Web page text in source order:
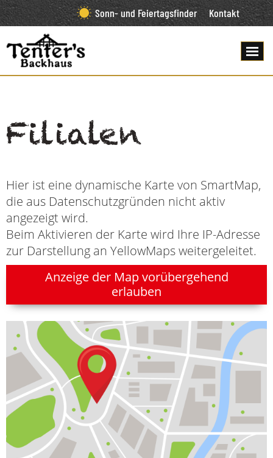
Sonn- und Feiertagsfinder Kontakt
Filialen
Hier ist eine dynamische Karte von SmartMap,
die aus Datenschutzgründen nicht aktiv
angezeigt wird.
Beim Aktivieren der Karte wird Ihre IP-Adresse
zur Darstellung an YellowMaps weitergeleitet.
Anzeige der Map vorübergehend
erlauben